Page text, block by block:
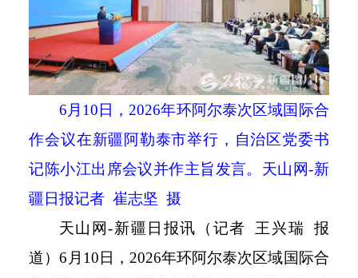
6月 10 日，2026年环阿尔泰次区域国际合
作会议在新疆阿勒泰市举行，自治区党委书
记陈小江出席会议并作主旨发言。天山网-新
疆日报记者 崔志坚 摄
天山网-新疆日报讯（记者 王兴瑞 报
道）6 月 10 日， 2026年环阿尔泰次区域国际合